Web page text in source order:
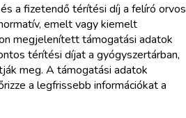
a fizetendő térítési díj a felíró orvos
emelt vagy kiemelt
megjelenített támogatási adatok
térítési díjat a gyógyszertárban,
meg. A támogatási adatok
a legfrissebb információkat a